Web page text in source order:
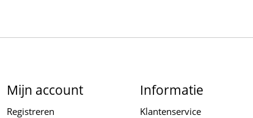
Mijn account
Registreren
Informatie
Klantenservice